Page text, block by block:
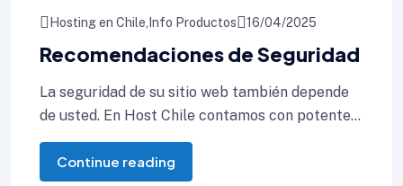
Hosting en Chile Info Productos 16/04/2025
Recomendaciones de Seguridad
La seguridad de su sitio web también depende
de usted. En Host Chile contamos con potentes
medidas y software de seguridad,
Continue reading